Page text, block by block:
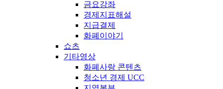
금요강좌
경제지표해설
지급결제
화폐이야기
쇼츠
기타영상
화폐사랑 콘텐츠
청소년 경제 UCC